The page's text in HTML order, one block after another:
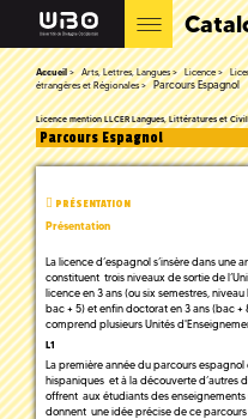
Accueil Arts, Lettres, Langues Licence
étrangères et Régionales
Parcours Espagnol
Licence mention LLCER Langues, Littératures et
Parcours Espagnol
PRÉSENTATION
Présentation
La licence d’espagnol s’insère dans une
constituent trois niveaux de sortie de
licence en 3 ans (ou six semestres,
bac + 5) et enfin doctorat en 3 ans (bac
comprend plusieurs Unités
L1
La première année du parcours
hispaniques et à la découverte d’autres
offrent aux étudiants des
donnent une idée précise de ce